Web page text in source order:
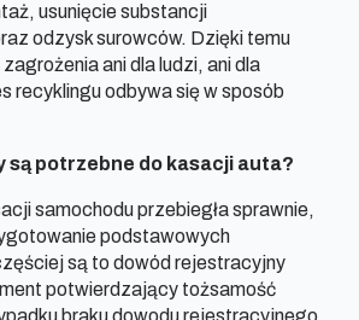
usunięcie substancji
odzysk surowców. Dzięki temu
ani dla ludzi, ani dla
recyklingu odbywa się w sposób
są potrzebne do kasacji auta?
samochodu przebiegła sprawnie,
podstawowych
są to dowód rejestracyjny
potwierdzający tożsamość
braku dowodu rejestracyjnego